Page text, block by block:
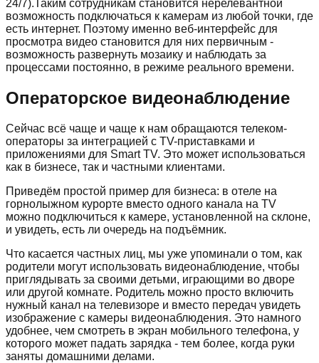
24/7).Таким сотрудникам становится нерелевантной
возможность подключаться к камерам из любой точки, где
есть интернет. Поэтому именно веб-интерфейс для
просмотра видео становится для них первичным -
возможность развернуть мозаику и наблюдать за
процессами постоянно, в режиме реального времени.
Операторское видеонаблюдение
Сейчас всё чаще и чаще к нам обращаются телеком-
операторы за интеграцией с TV-приставками и
приложениями для Smart TV. Это может использоваться
как в бизнесе, так и частными клиентами.
Приведём простой пример для бизнеса: в отеле на
горнолыжном курорте вместо одного канала на TV
можно подключиться к камере, установленной на склоне,
и увидеть, есть ли очередь на подъёмник.
Что касается частных лиц, мы уже упоминали о том, как
родители могут использовать видеонаблюдение, чтобы
приглядывать за своими детьми, играющими во дворе
или другой комнате. Родитель можно просто включить
нужный канал на телевизоре и вместо передач увидеть
изображение с камеры видеонаблюдения. Это намного
удобнее, чем смотреть в экран мобильного телефона, у
которого может падать зарядка - тем более, когда руки
заняты домашними делами.